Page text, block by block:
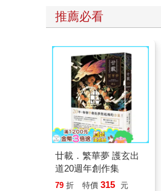
推薦必看
廿載．繁華夢 護玄出
道20週年創作集
79 折 特價 315 元